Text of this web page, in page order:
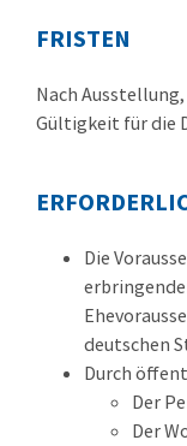
FRISTEN
Nach
Gültigkeit für die
Die
deutschen
Durch
Der
Der